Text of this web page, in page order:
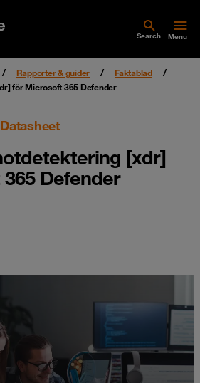
Search Menu
Rapporter & guider
Faktablad
för Microsoft 365 Defender
Datasheet
[xdr]
Defender